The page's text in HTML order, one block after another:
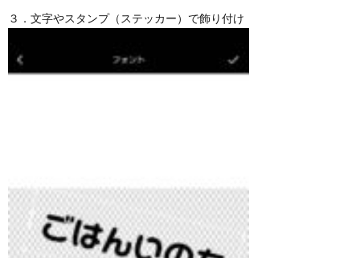
３．文字やスタンプ（ステッカー）で飾り付け